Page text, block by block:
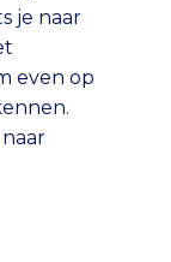
je naar
even op